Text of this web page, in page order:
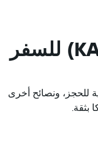
أفكار من كاياك (KAYAK) للسفر
للحجز، ونصائح أخرى
بثقة.